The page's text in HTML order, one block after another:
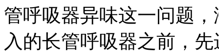
管呼吸器异味这一问题
入的长管呼吸器之前，